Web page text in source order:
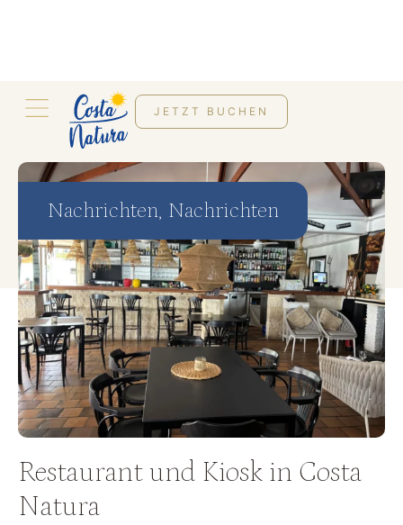
JETZT BUCHEN
Nachrichten, Nachrichten
Restaurant und Kiosk in Costa
Natura